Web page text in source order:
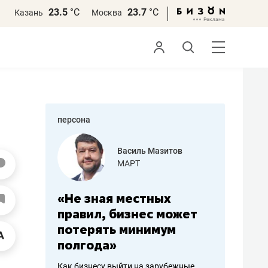
Казань 23.5 °С Москва 23.7 °С
персона
работа
Василь Мазитов
МАРТ
«Не зная местных
правил, бизнес может
потерять минимум
полгода»